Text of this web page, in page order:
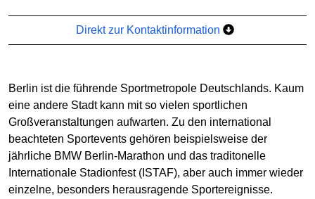
Direkt zur Kontaktinformation
Berlin ist die führende Sportmetropole Deutschlands. Kaum
eine andere Stadt kann mit so vielen sportlichen
Großveranstaltungen aufwarten. Zu den international
beachteten Sportevents gehören beispielsweise der
jährliche BMW Berlin-Marathon und das traditonelle
Internationale Stadionfest (ISTAF), aber auch immer wieder
einzelne, besonders herausragende Sportereignisse.